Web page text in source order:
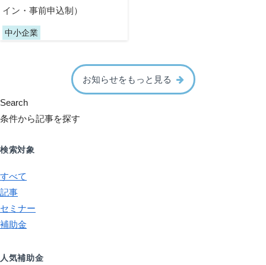
イン・事前申込制）
中小企業
お知らせをもっと見る
Search
条件から記事を探す
検索対象
すべて
記事
セミナー
補助金
人気補助金